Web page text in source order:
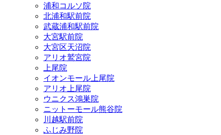
浦和コルソ院
北浦和駅前院
武蔵浦和駅前院
大宮駅前院
大宮区天沼院
アリオ鷲宮院
上尾院
イオンモール上尾院
アリオ上尾院
ウニクス鴻巣院
ニットーモール熊谷院
川越駅前院
ふじみ野院